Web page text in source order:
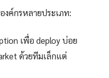
งค์กรหลายประเภท:
เพื่อ deploy บ่อย
ด้วยทีมเล็กแต่